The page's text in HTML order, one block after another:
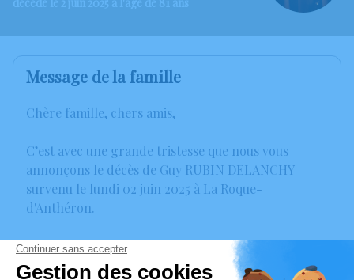
Message de la famille
Chère famille, chers amis,
C’est avec une grande tristesse que nous vous
annonçons le décès de Guy RUBIN DELANCHY
survenu le lundi 02 juin 2025 à La Roque-
d'Anthéron.
Nous vous invitons à utiliser cet espace pour laisser
vos condoléances, partager des photos souvenirs,